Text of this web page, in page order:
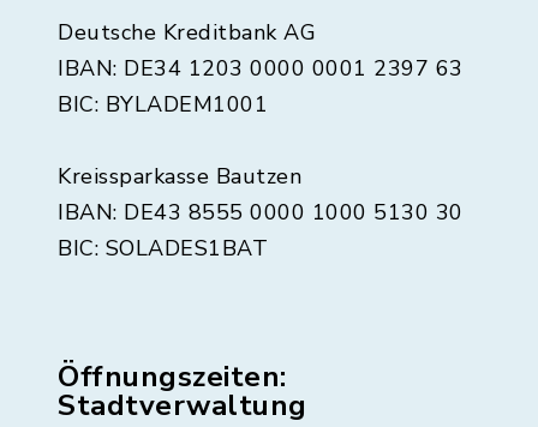
Deutsche Kreditbank AG
IBAN: DE34 1203 0000 0001 2397 63
BIC: BYLADEM1001
Kreissparkasse Bautzen
IBAN: DE43 8555 0000 1000 5130 30
BIC: SOLADES1BAT
Öffnungszeiten:
Stadtverwaltung